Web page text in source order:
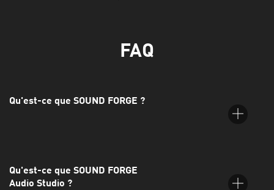
FAQ
Qu'est-ce que SOUND FORGE ?
SOUND FORGE est une suite d'édition audio numérique de
MAGIX destinée aux utilisateurs professionnels et semi-
Qu'est-ce que SOUND FORGE
Audio Studio ?